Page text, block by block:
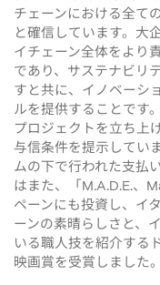
チェーンにおける全て
と確信しています。大
イチェーン全体をより
であり、サステナビリ
すと共に、イノベーシ
ルを提供することです
プロジェクトを立ち上
与信条件を提示していま
ムの下で行われた支払
はまた、「M.A.D.E.、
ペーンにも投資し、イ
ーンの素晴らしさと、
いる職人技を紹介する
映画賞を受賞しました。